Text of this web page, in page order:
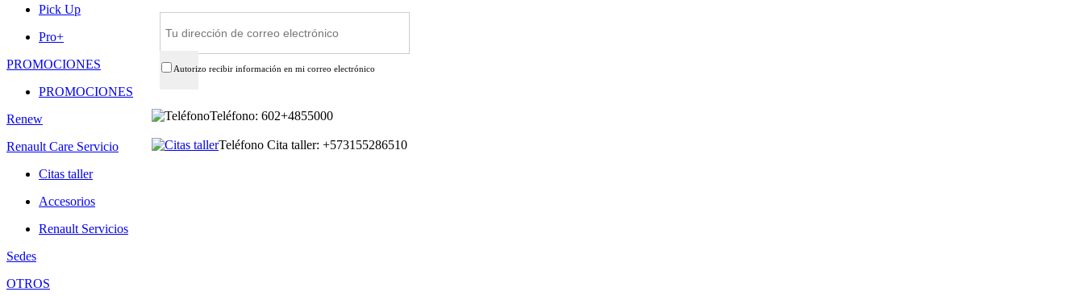
Pick Up
Pro+
PROMOCIONES
PROMOCIONES
Renew
Renault Care Servicio
Citas taller
Accesorios
Renault Servicios
Sedes
OTROS
Autorizo recibir información en mi correo electrónico
Teléfono: 602+4855000
Teléfono Cita taller: +573155286510